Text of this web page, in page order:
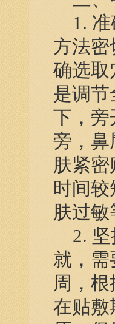
1. 准
方法
确选取
是调
下，旁
旁，鼻
肤紧
时间
肤过
2. 坚
就，
周，
在贴敷